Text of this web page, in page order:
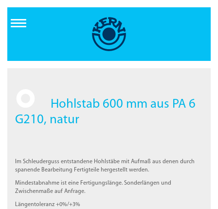
Inhalt
Hohlstab 600 mm aus PA 6
G210, natur
Im Schleuderguss entstandene Hohlstäbe mit Aufmaß aus denen durch
spanende Bearbeitung Fertigteile hergestellt werden.
Mindestabnahme ist eine Fertigungslänge. Sonderlängen und
Zwischenmaße auf Anfrage.
Längentoleranz +0%/+3%